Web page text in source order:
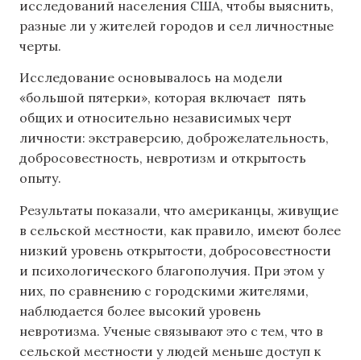
исследований населения США, чтобы выяснить,
разные ли у жителей городов и сел личностные
черты.
Исследование основывалось на модели
«большой пятерки», которая включает пять
общих и относительно независимых черт
личности: экстраверсию, доброжелательность,
добросовестность, невротизм и открытость
опыту.
Результаты показали, что американцы, живущие
в сельской местности, как правило, имеют более
низкий уровень открытости, добросовестности
и психологического благополучия. При этом у
них, по сравнению с городскими жителями,
наблюдается более высокий уровень
невротизма. Ученые связывают это с тем, что в
сельской местности у людей меньше доступ к